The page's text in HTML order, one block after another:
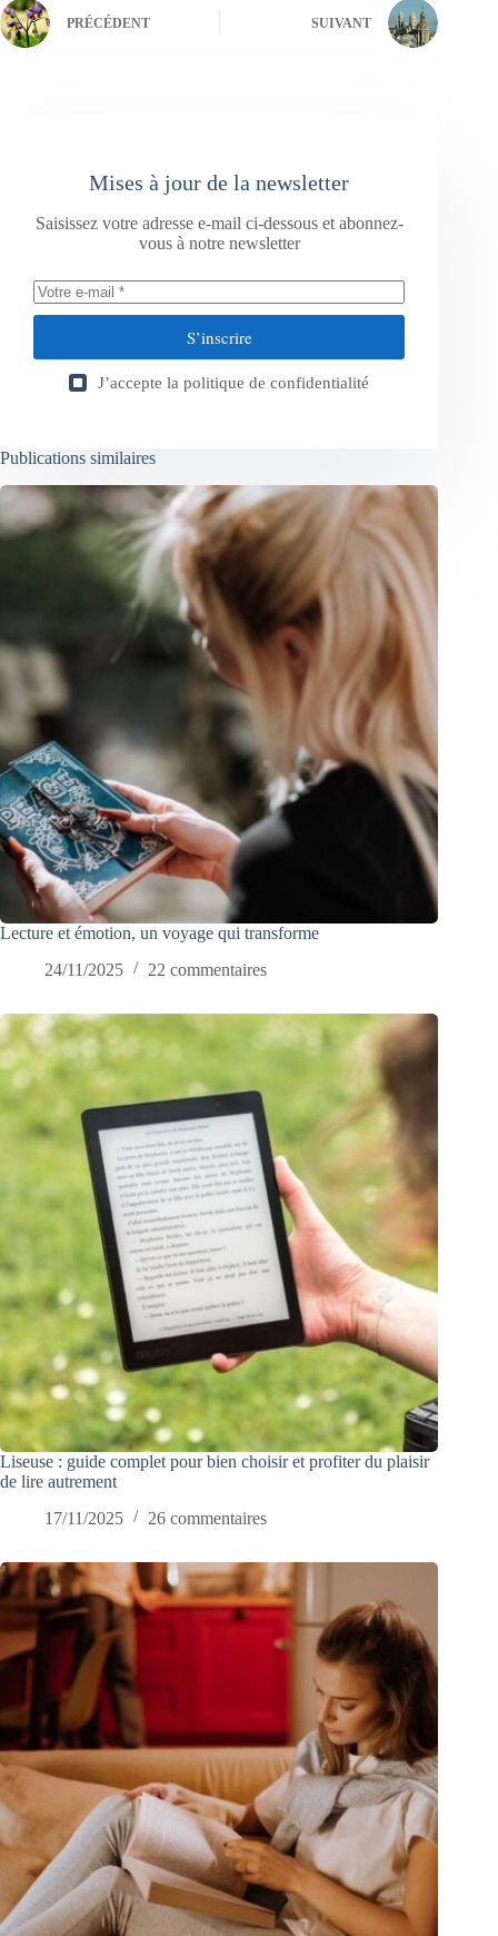
PRÉCÉDENT SUIVANT
Mises à jour de la newsletter
Saisissez votre adresse e-mail ci-dessous et abonnez-
vous à notre newsletter
S’inscrire
J’accepte la politique de confidentialité
Publications similaires
Lecture et émotion, un voyage qui transforme
24/11/2025
22 commentaires
Liseuse : guide complet pour bien choisir et profiter du plaisir
de lire autrement
17/11/2025
26 commentaires